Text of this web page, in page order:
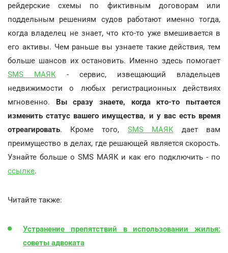
рейдерские схемы по фиктивным договорам или
поддельным решениям судов работают именно тогда,
когда владелец не знает, что кто-то уже вмешивается в
его активы. Чем раньше вы узнаете такие действия, тем
больше шансов их остановить. Именно здесь помогает
SMS МАЯК - сервис, извещающий владельцев
недвижимости о любых регистрационных действиях
мгновенно. Вы сразу знаете, когда кто-то пытается
изменить статус вашего имущества, и у вас есть время
отреагировать. Кроме того, SMS МАЯКдает вам
преимущество в делах, где решающей является скорость.
Узнайте больше о SMS МАЯК и как его подключить - по
ссылке.
Читайте также:
Устранение препятствий в использовании жилья:
советы адвоката